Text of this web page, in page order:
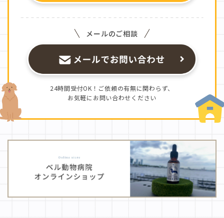
メールのご相談
24時間受付OK！ご依頼の有無に関わらず、
お気軽にお問い合わせください